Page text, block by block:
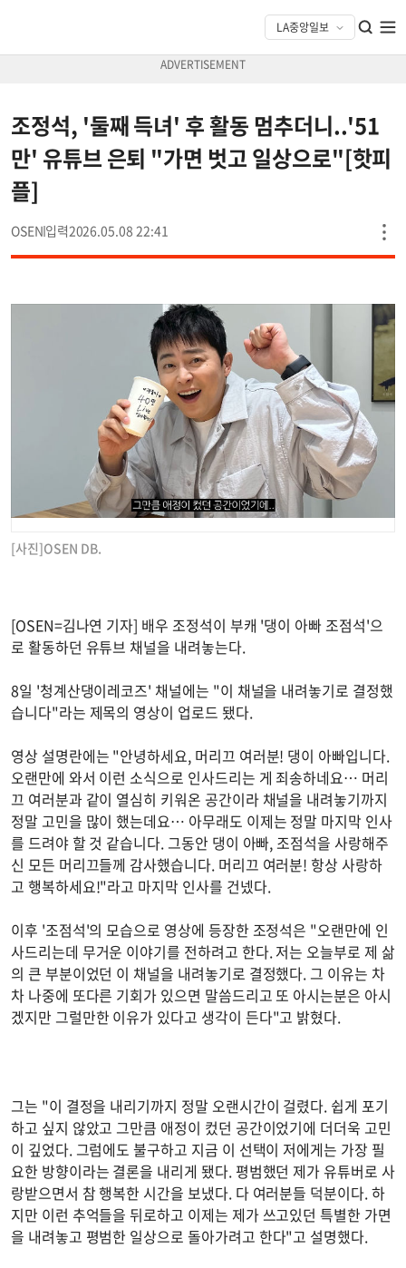
조정석, '둘째 득녀' 후 활동 멈추더니..'51
만' 유튜브 은퇴 "가면 벗고 일상으로"[핫피
플]
OSEN 2026.05.08 22:41
[사진]OSEN DB.
[OSEN=김나연 기자] 배우 조정석이 부캐 '댕이 아빠 조점석'으
로 활동하던 유튜브 채널을 내려놓는다.
8일 '청계산댕이레코즈' 채널에는 "이 채널을 내려놓기로 결정했
습니다"라는 제목의 영상이 업로드 됐다.
영상 설명란에는 "안녕하세요, 머리끄 여러분! 댕이 아빠입니다.
오랜만에 와서 이런 소식으로 인사드리는 게 죄송하네요… 머리
끄 여러분과 같이 열심히 키워온 공간이라 채널을 내려놓기까지
정말 고민을 많이 했는데요… 아무래도 이제는 정말 마지막 인사
를 드려야 할 것 같습니다. 그동안 댕이 아빠, 조점석을 사랑해주
신 모든 머리끄들께 감사했습니다. 머리끄 여러분! 항상 사랑하
고 행복하세요!"라고 마지막 인사를 건넸다.
이후 '조점석'의 모습으로 영상에 등장한 조정석은 "오랜만에 인
사드리는데 무거운 이야기를 전하려고 한다. 저는 오늘부로 제 삶
의 큰 부분이었던 이 채널을 내려놓기로 결정했다. 그 이유는 차
차 나중에 또다른 기회가 있으면 말씀드리고 또 아시는분은 아시
겠지만 그럴만한 이유가 있다고 생각이 든다"고 밝혔다.
그는 "이 결정을 내리기까지 정말 오랜시간이 걸렸다. 쉽게 포기
하고 싶지 않았고 그만큼 애정이 컸던 공간이었기에 더더욱 고민
이 깊었다. 그럼에도 불구하고 지금 이 선택이 저에게는 가장 필
요한 방향이라는 결론을 내리게 됐다. 평범했던 제가 유튜버로 사
랑받으면서 참 행복한 시간을 보냈다. 다 여러분들 덕분이다. 하
지만 이런 추억들을 뒤로하고 이제는 제가 쓰고있던 특별한 가면
을 내려놓고 평범한 일상으로 돌아가려고 한다"고 설명했다.